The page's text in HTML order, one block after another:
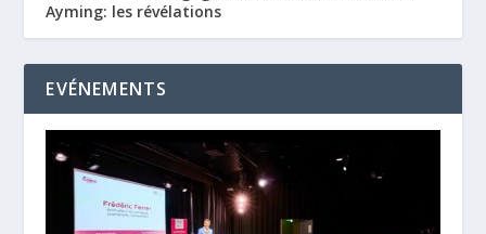
Ayming: les révélations
EVÉNEMENTS